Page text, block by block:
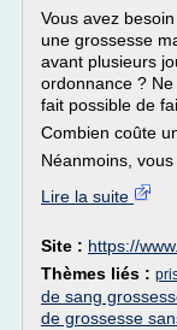
Vous avez
une grossesse
avant plusieurs
ordonnance ?
fait possible de
Combien coûte
Néanmoins, vous
Lire la suite
Site : https://
Thèmes liés :
de sang
de grossesse